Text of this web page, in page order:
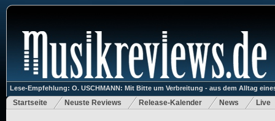
Lese-Empfehlung: O. USCHMANN: Mit Bitte um Verbreitung - aus dem Alltag
Startseite Neuste Reviews Release-Kalender News Live